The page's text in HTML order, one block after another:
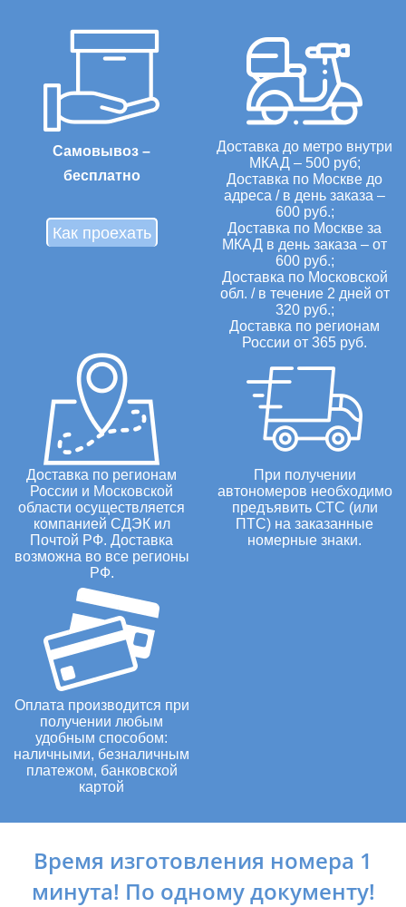
Самовывоз –
бесплатно
Как проехать
Доставка до метро внутри
МКАД – 500 руб;
Доставка по Москве до
адреса / в день заказа –
600 руб.;
Доставка по Москве за
МКАД в день заказа – от
600 руб.;
Доставка по Московской
обл. / в течение 2 дней от
320 руб.;
Доставка по регионам
России от 365 руб.
Доставка по регионам
России и Московской
области осуществляется
компанией СДЭК ил
Почтой РФ. Доставка
возможна во все регионы
РФ.
При получении
автономеров необходимо
предъявить СТС (или
ПТС) на заказанные
номерные знаки.
Оплата производится при
получении любым
удобным способом:
наличными, безналичным
платежом, банковской
картой
Время изготовления номера 1
минута! По одному документу!